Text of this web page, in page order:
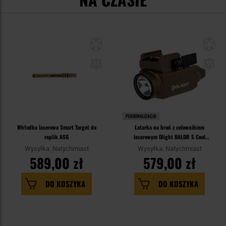
Wkładka laserowa Smart Target do
replik ASG
Wysyłka: Natychmiast
589,00 zł
DO KOSZYKA
PERSONALIZACJA
Latarka na broń z celownikiem
laserowym Olight BALDR S Cool
White Desert Tan - 800 lumenów,
Wysyłka: Natychmiast
579,00 zł
DO KOSZYKA